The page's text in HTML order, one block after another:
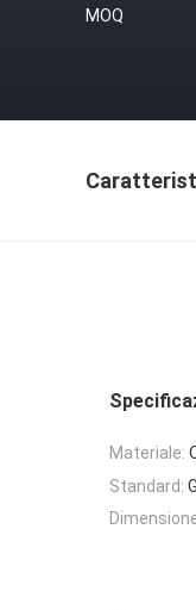
MOQ
Materiale:
Standard: